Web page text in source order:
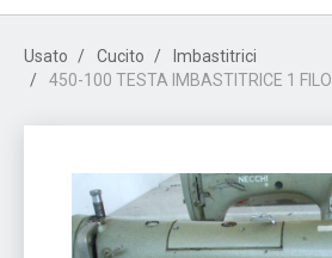
Usato Cucito
Imbastitrici
450-100 TESTA IMBASTITRICE 1 FILO